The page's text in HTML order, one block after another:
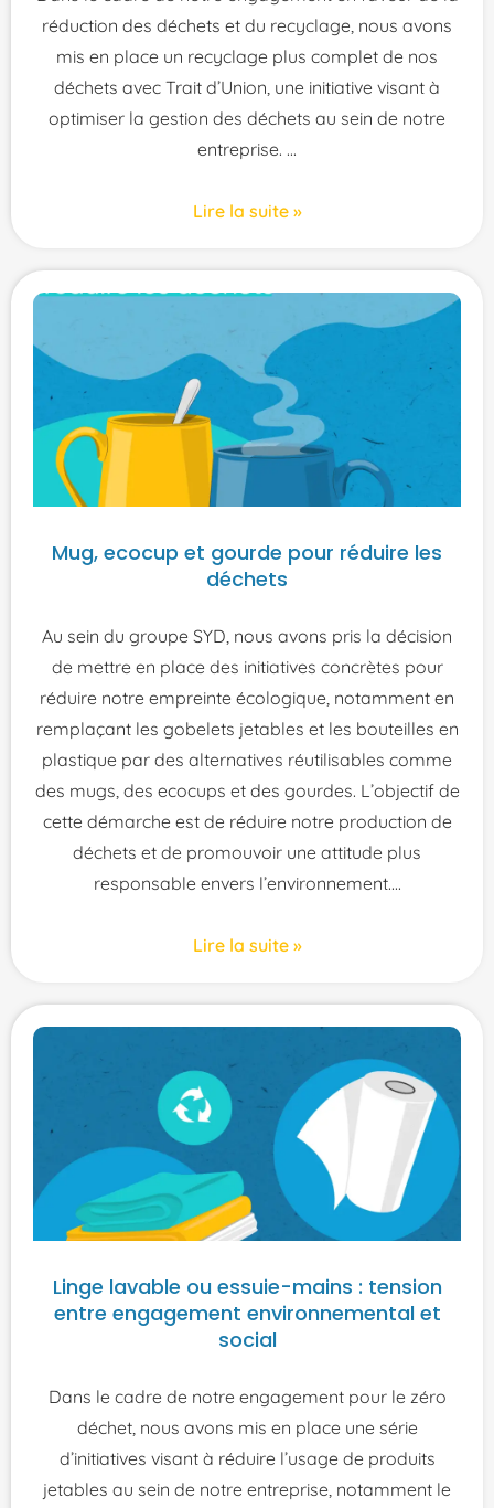
réduction des déchets et du recyclage, nous avons
mis en place un recyclage plus complet de nos
déchets avec Trait d’Union, une initiative visant à
optimiser la gestion des déchets au sein de notre
entreprise.
Lire la suite »
Mug, ecocup et gourde pour réduire les
déchets
Au sein du groupe SYD, nous avons pris la décision
de mettre en place des initiatives concrètes pour
réduire notre empreinte écologique, notamment en
remplaçant les gobelets jetables et les bouteilles en
plastique par des alternatives réutilisables comme
des mugs, des ecocups et des gourdes. L’objectif de
cette démarche est de réduire notre production de
déchets et de promouvoir une attitude plus
responsable envers l’environnement.
Lire la suite »
Linge lavable ou essuie-mains : tension
entre engagement environnemental et
social
Dans le cadre de notre engagement pour le zéro
déchet, nous avons mis en place une série
d’initiatives visant à réduire l’usage de produits
jetables au sein de notre entreprise, notamment le